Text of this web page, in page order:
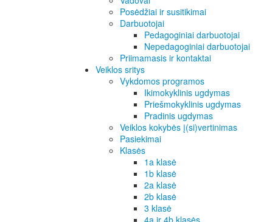
Posėdžiai ir susitikimai
Darbuotojai
Pedagoginiai darbuotojai
Nepedagoginiai darbuotojai
Priimamasis ir kontaktai
Veiklos sritys
Vykdomos programos
Ikimokyklinis ugdymas
Priešmokyklinis ugdymas
Pradinis ugdymas
Veiklos kokybės į(si)vertinimas
Pasiekimai
Klasės
1a klasė
1b klasė
2a klasė
2b klasė
3 klasė